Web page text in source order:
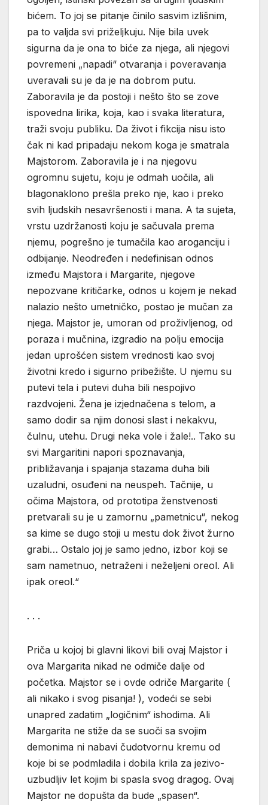
bićem. To joj se pitanje činilo sasvim izlišnim,
pa to valjda svi priželjkuju. Nije bila uvek
sigurna da je ona to biće za njega, ali njegovi
povremeni „napadi“ otvaranja i poveravanja
uveravali su je da je na dobrom putu.
Zaboravila je da postoji i nešto što se zove
ispovedna lirika, koja, kao i svaka literatura,
traži svoju publiku. Da život i fikcija nisu isto
čak ni kad pripadaju nekom koga je smatrala
Majstorom. Zaboravila je i na njegovu
ogromnu sujetu, koju je odmah uočila, ali
blagonaklono prešla preko nje, kao i preko
svih ljudskih nesavršenosti i mana. A ta sujeta,
vrstu uzdržanosti koju je sačuvala prema
njemu, pogrešno je tumačila kao aroganciju i
odbijanje. Neodređen i nedefinisan odnos
između Majstora i Margarite, njegove
nepozvane kritičarke, odnos u kojem je nekad
nalazio nešto umetničko, postao je mučan za
njega. Majstor je, umoran od proživljenog, od
poraza i mučnina, izgradio na polju emocija
jedan uprošćen sistem vrednosti kao svoj
životni kredo i sigurno pribežište. U njemu su
putevi tela i putevi duha bili nespojivo
razdvojeni. Žena je izjednačena s telom, a
samo dodir sa njim donosi slast i nekakvu,
čulnu, utehu. Drugi neka vole i žale!.. Tako su
svi Margaritini napori spoznavanja,
približavanja i spajanja stazama duha bili
uzaludni, osuđeni na neuspeh. Tačnije, u
očima Majstora, od prototipa ženstvenosti
pretvarali su je u zamornu „pametnicu“, nekog
sa kime se dugo stoji u mestu dok život žurno
grabi… Ostalo joj je samo jedno, izbor koji se
sam nametnuo, netraženi i neželjeni oreol. Ali
ipak oreol.“
. . .
Priča u kojoj bi glavni likovi bili ovaj Majstor i
ova Margarita nikad ne odmiče dalje od
početka. Majstor se i ovde odriče Margarite (
ali nikako i svog pisanja! ), vodeći se sebi
unapred zadatim „logičnim“ ishodima. Ali
Margarita ne stiže da se suoči sa svojim
demonima ni nabavi čudotvornu kremu od
koje bi se podmladila i dobila krila za jezivo-
uzbudljiv let kojim bi spasla svog dragog. Ovaj
Majstor ne dopušta da bude „spasen“.